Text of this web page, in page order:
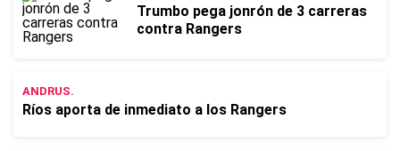
Trumbo pega jonrón de 3 carreras
contra Rangers
ANDRUS.
Ríos aporta de inmediato a los Rangers